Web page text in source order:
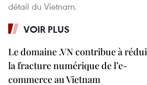
détail du Vietnam.
VOIR PLUS
Le domaine .VN contribue à
la fracture numérique de l’e-
commerce au Vietnam